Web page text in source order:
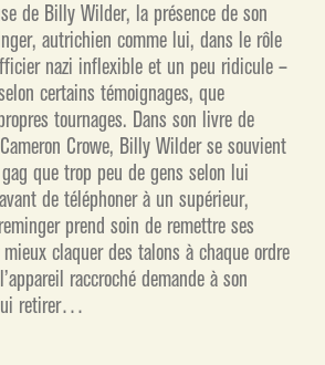
de Billy Wilder, la présence de son
autrichien comme lui, dans le rôle
nazi inflexible et un peu ridicule –
certains témoignages, que
tournages. Dans son livre de
Crowe, Billy Wilder se souvient
que trop peu de gens selon lui
de téléphoner à un supérieur,
prend soin de remettre ses
claquer des talons à chaque ordre
raccroché demande à son
lui retirer…